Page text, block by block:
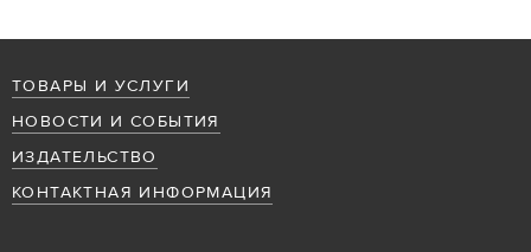
ТОВАРЫ И УСЛУГИ
НОВОСТИ И СОБЫТИЯ
ИЗДАТЕЛЬСТВО
КОНТАКТНАЯ ИНФОРМАЦИЯ